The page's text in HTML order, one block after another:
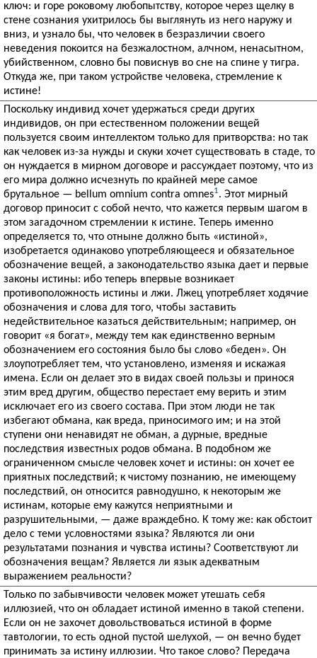
ключ: и горе роковому любопытству, которое через щелку в
стене сознания ухитрилось бы выглянуть из него наружу и
вниз, и узнало бы, что человек в безразличии своего
неведения покоится на безжалостном, алчном, ненасытном,
убийственном, словно бы повиснув во сне на спине у тигра.
Откуда же, при таком устройстве человека, стремление к
истине!
Поскольку индивид хочет удержаться среди других
индивидов, он при естественном положении вещей
пользуется своим интеллектом только для притворства: но так
как человек из-за нужды и скуки хочет существовать в стаде, то
он нуждается в мирном договоре и рассуждает поэтому, что из
его мира должно исчезнуть по крайней мере самое
брутальное — bellum omnium contra omnes1. Этот мирный
договор приносит с собой нечто, что кажется первым шагом в
этом загадочном стремлении к истине. Теперь именно
определяется то, что отныне должно быть «истиной»,
изобретается одинаково употребляющееся и обязательное
обозначение вещей, а законодательство языка дает и первые
законы истины: ибо теперь впервые возникает
противоположность истины и лжи. Лжец употребляет ходячие
обозначения и слова для того, чтобы заставить
недействительное казаться действительным; например, он
говорит «я богат», между тем как единственно верным
обозначением его состояния было бы слово «беден». Он
злоупотребляет тем, что установлено, изменяя и искажая
имена. Если он делает это в видах своей пользы и принося
этим вред другим, общество перестает ему верить и этим
исключает его из своего состава. При этом люди не так
избегают обмана, как вреда, приносимого им; и на этой
ступени они ненавидят не обман, а дурные, вредные
последствия известных родов обмана. В подобном же
ограниченном смысле человек хочет и истины: он хочет ее
приятных последствий; к чистому познанию, не имеющему
последствий, он относится равнодушно, к некоторым же
истинам, которые ему кажутся неприятными и
разрушительными, — даже враждебно. К тому же: как обстоит
дело с теми условностями языка? Являются ли они
результатами познания и чувства истины? Соответствуют ли
обозначения вещам? Является ли язык адекватным
выражением реальности?
Только по забывчивости человек может утешать себя
иллюзией, что он обладает истиной именно в такой степени.
Если он не захочет довольствоваться истиной в форме
тавтологии, то есть одной пустой шелухой, — он вечно будет
принимать за истину иллюзии. Что такое слово? Передача